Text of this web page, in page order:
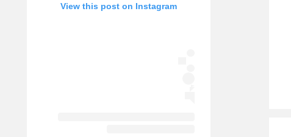
View this post on Instagram